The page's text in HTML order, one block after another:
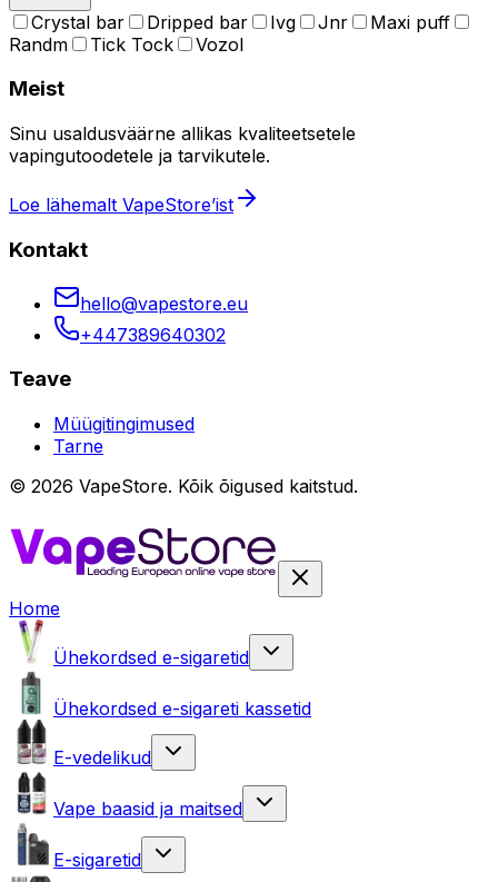
Crystal bar Dripped bar Ivg Jnr
Maxi puff
Randm
Tick Tock Vozol
Meist
Sinu usaldusväärne allikas kvaliteetsetele
vapingutoodetele ja tarvikutele.
Loe lähemalt VapeStore’ist
Kontakt
hello@vapestore.eu
+447389640302
Teave
Müügitingimused
Tarne
© 2026 VapeStore. Kõik õigused kaitstud.
Home
Ühekordsed e-sigaretid
Ühekordsed e-sigareti kassetid
E-vedelikud
Vape baasid ja maitsed
E-sigaretid